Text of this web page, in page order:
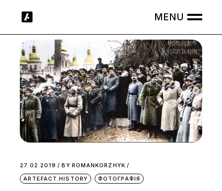
27.02.2019 BY ROMANKORZHYK
ARTEFACT.HISTORY
ФОТОГРАФІЯ